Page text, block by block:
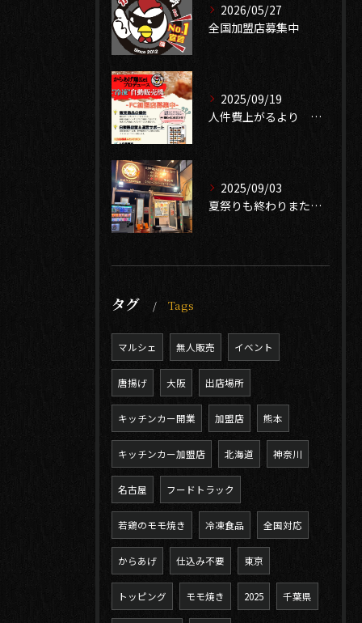
2026/05/27
全国加盟店募集中
2025/09/19
人件費上がるより 無人販売で売り上げ確保 中古自販機有ります
2025/09/03
夏祭りも終わりまたイベントシーズン到来❣️
タグ Tags
マルシェ 無人販売 イベント
唐揚げ 大阪 出店場所
キッチンカー開業 加盟店 熊本
キッチンカー加盟店 北海道 神奈川
名古屋 フードトラック
若鶏のモモ焼き 冷凍食品 全国対応
からあげ 仕込み不要 東京
トッピング モモ焼き 2025 千葉県